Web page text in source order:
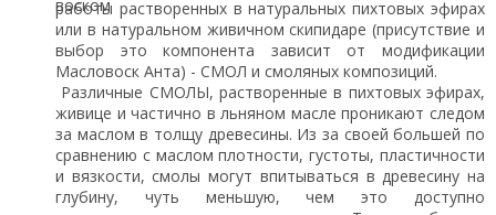
работы растворенных в натуральных пихтовых эфирах
или в натуральном живичном скипидаре (присутствие и
выбор это компонента зависит от модификации
Масловоск Анта) - СМОЛ и смоляных композиций.
Различные СМОЛЫ, растворенные в пихтовых эфирах,
живице и частично в льняном масле проникают следом
за маслом в толщу древесины. Из за своей большей по
сравнению с маслом плотности, густоты, пластичности
и вязкости, смолы могут впитываться в древесину на
глубину, чуть меньшую, чем это доступно